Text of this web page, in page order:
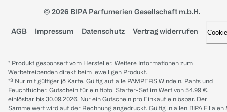
© 2026 BIPA Parfumerien Gesellschaft m.b.H.
AGB Impressum Datenschutz Vertrag widerrufen
* Produkt gesponsert vom Hersteller. Weitere Informationen zum
Werbetreibenden direkt beim jeweiligen Produkt.
*³ Nur mit gültiger jö Karte. Gültig auf alle PAMPERS Windeln, Pants und
Feuchttücher. Gutschein für ein tiptoi Starter-Set im Wert von 54.99 €,
einlösbar bis 30.09.2026. Nur ein Gutschein pro Einkauf einlösbar. Der
Sammelwert wird auf der Rechnung angedruckt. Gültig in allen BIPA Filialen